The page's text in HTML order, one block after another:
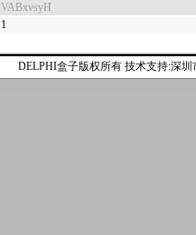
VABxvsyH
1
DELPHI盒子版权所有 技术支持:深